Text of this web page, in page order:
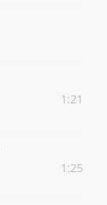
1:21
1:25